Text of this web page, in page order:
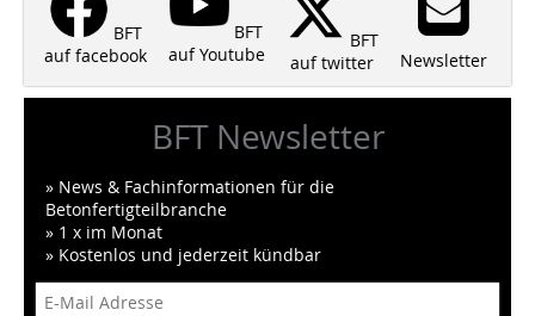
BFT
auf facebook
BFT
auf Youtube
BFT
auf twitter
Newsletter
BFT Newsletter
» News & Fachinformationen für die
Betonfertigteilbranche
» 1 x im Monat
» Kostenlos und jederzeit kündbar